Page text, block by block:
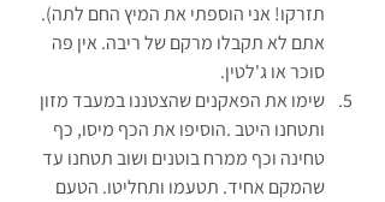
תזרקו! אני הוספתי את המיץ החם לתה).
אתם לא תקבלו מרקם של ריבה. אין פה
סוכר או ג'לטין.
שימו את הפאקנים שהצטננו במעבד מזון
ותטחנו היטב .הוסיפו את הכף מיסו, כף
טחינה וכף ממרח בוטנים ושוב תטחנו עד
שהמקם אחיד. תטעמו ותחליטו. הטעם